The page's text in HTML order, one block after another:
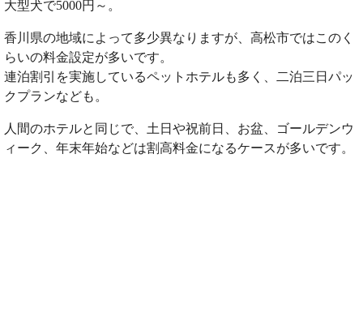
大型犬で5000円～。
香川県の地域によって多少異なりますが、高松市ではこのく
らいの料金設定が多いです。
連泊割引を実施しているペットホテルも多く、二泊三日パッ
クプランなども。
人間のホテルと同じで、土日や祝前日、お盆、ゴールデンウ
ィーク、年末年始などは割高料金になるケースが多いです。